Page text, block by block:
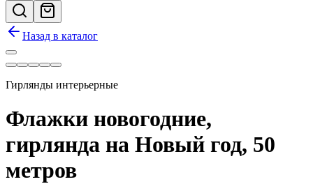
Назад в каталог
Гирлянды интерьерные
Флажки новогодние,
гирлянда на Новый год, 50
метров